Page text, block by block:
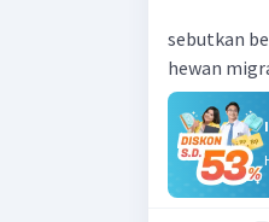
sebutkan
hewan